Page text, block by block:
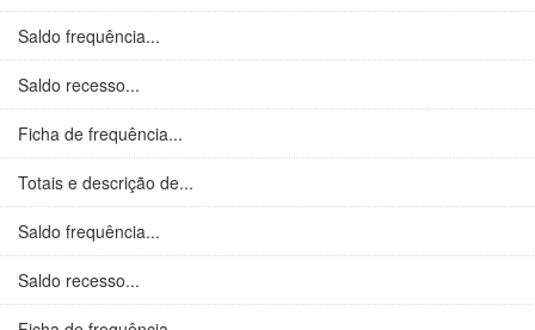
Saldo frequência...
Saldo recesso...
Ficha de frequência...
Totais e descrição de...
Saldo frequência...
Saldo recesso...